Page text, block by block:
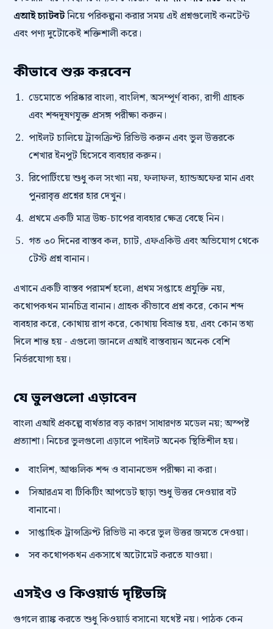
এআই চ্যাটবটনিয়ে পরিকল্পনা করার সময় এই প্রশ্নগুলোই কনটেন্ট
এবং পণ্য দুটোকেই শক্তিশালী করে।
কীভাবে শুরু করবেন
ডেমোতে পরিষ্কার বাংলা, বাংলিশ, অসম্পূর্ণ বাক্য, রাগী গ্রাহক
এবং শব্দদূষণযুক্ত প্রসঙ্গ পরীক্ষা করুন।
পাইলট চালিয়ে ট্রান্সক্রিপ্ট রিভিউ করুন এবং ভুল উত্তরকে
শেখার ইনপুট হিসেবে ব্যবহার করুন।
রিপোর্টিংয়ে শুধু কল সংখ্যা নয়, ফলাফল, হ্যান্ডঅফের মান এবং
পুনরাবৃত্ত প্রশ্নের হার দেখুন।
প্রথমে একটি মাত্র উচ্চ-চাপের ব্যবহার ক্ষেত্র বেছে নিন।
গত ৩০ দিনের বাস্তব কল, চ্যাট, এফএকিউ এবং অভিযোগ থেকে
টেস্ট প্রশ্ন বানান।
এখানে একটি বাস্তব পরামর্শ হলো, প্রথম সপ্তাহে প্রযুক্তি নয়,
কথোপকথন মানচিত্র বানান। গ্রাহক কীভাবে প্রশ্ন করে, কোন শব্দ
ব্যবহার করে, কোথায় রাগ করে, কোথায় বিভ্রান্ত হয়, এবং কোন তথ্য
দিলে শান্ত হয় - এগুলো জানলে এআই বাস্তবায়ন অনেক বেশি
নির্ভরযোগ্য হয়।
যে ভুলগুলো এড়াবেন
বাংলা এআই প্রকল্পে ব্যর্থতার বড় কারণ সাধারণত মডেল নয়; অস্পষ্ট
প্রত্যাশা। নিচের ভুলগুলো এড়ালে পাইলট অনেক স্থিতিশীল হয়।
বাংলিশ, আঞ্চলিক শব্দ ও বানানভেদ পরীক্ষা না করা।
সিআরএম বা টিকিটিং আপডেট ছাড়া শুধু উত্তর দেওয়ার বট
বানানো।
সাপ্তাহিক ট্রান্সক্রিপ্ট রিভিউ না করে ভুল উত্তর জমতে দেওয়া।
সব কথোপকথন একসাথে অটোমেট করতে যাওয়া।
এসইও ও কিওয়ার্ড দৃষ্টিভঙ্গি
গুগলে র‍্যাঙ্ক করতে শুধু কিওয়ার্ড বসানো যথেষ্ট নয়। পাঠক কেন